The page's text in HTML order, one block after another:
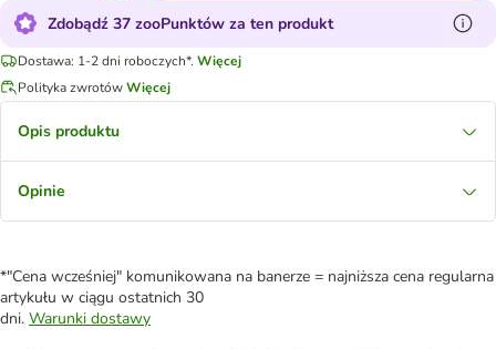
Zdobądź 37 zooPunktów za ten produkt
Dostawa: 1-2 dni roboczych*. Więcej
Polityka zwrotówWięcej
Opis produktu
Opinie
*"Cena wcześniej" komunikowana na banerze = najniższa cena regularna
artykułu w ciągu ostatnich 30
dni. Warunki dostawy